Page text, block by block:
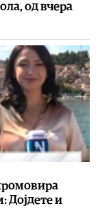
од вчера
Дојдете и